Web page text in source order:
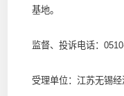
基地。
监督、投诉电话：
受理单位：江苏无锡